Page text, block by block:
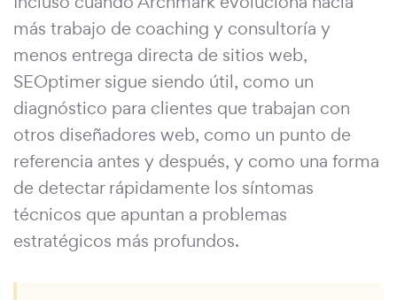
más trabajo de coaching y consultoría y
menos entrega directa de sitios web,
SEOptimer sigue siendo útil, como un
diagnóstico para clientes que trabajan con
otros diseñadores web, como un punto de
referencia antes y después, y como una forma
de detectar rápidamente los síntomas
técnicos que apuntan a problemas
estratégicos más profundos.